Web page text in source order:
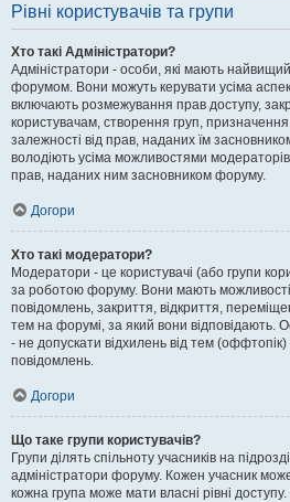
Рівні користувачів та групи
Хто такі Адміністратори?
Адміністратори - особи, які мають
форумом. Вони можуть керувати усіма
включають розмежування прав доступу,
користувачам, створення груп,
залежності від прав, наданих їм
володіють усіма можливостями
прав, наданих ним засновником форуму.
Догори
Хто такі модератори?
Модератори - це користувачі (або групи
за роботою форуму. Вони мають
повідомлень, закриття, відкриття,
тем на форумі, за який вони відповідають.
- не допускати відхилень від тем
повідомлень.
Догори
Що таке групи користувачів?
Групи ділять спільноту учасників на
адміністратори форуму. Кожен учасник
кожна група може мати власні рівні